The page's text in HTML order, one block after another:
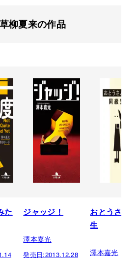
柳夏来の作品
た ジャッジ！
澤本嘉光
発売日:2013.12.28
おとうさん
生
澤本嘉光